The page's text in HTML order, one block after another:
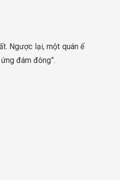
Ngược lại, một quán ế
đám đông”.